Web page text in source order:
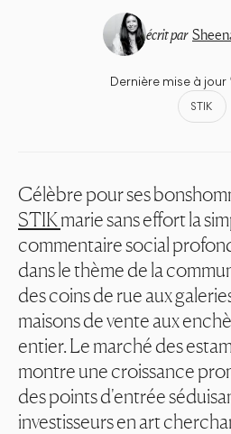
écrit par
Dernière mise à jour
STIK
Célèbre pour ses
STIKmarie sans effort la
commentaire social
dans le thème de la
des coins de rue aux
maisons de vente aux
entier. Le marché des
montre une croissance
des points d'entrée
investisseurs en art